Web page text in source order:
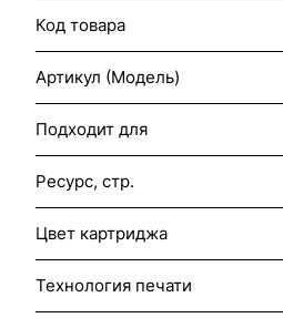
Код товара
Артикул (Модель)
Подходит для
Ресурс, стр.
Цвет картриджа
Технология печати